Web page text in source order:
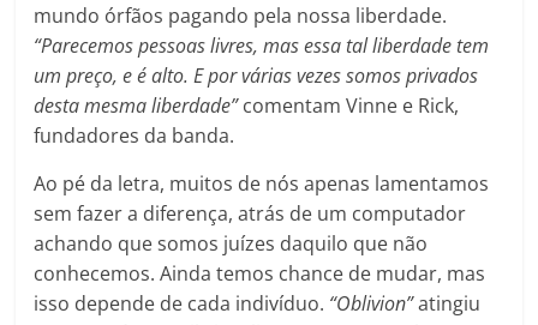
mundo órfãos pagando pela nossa liberdade.
“Parecemos pessoas livres, mas essa tal liberdade tem
um preço, e é alto. E por várias vezes somos privados
desta mesma liberdade”comentam Vinne e Rick,
fundadores da banda.
Ao pé da letra, muitos de nós apenas lamentamos
sem fazer a diferença, atrás de um computador
achando que somos juízes daquilo que não
conhecemos. Ainda temos chance de mudar, mas
isso depende de cada indivíduo. “Oblivion”atingiu